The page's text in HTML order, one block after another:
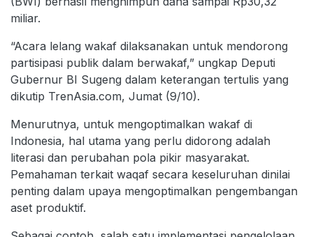
miliar.
“Acara lelang wakaf dilaksanakan untuk mendorong
partisipasi publik dalam berwakaf,” ungkap Deputi
Gubernur BI Sugeng dalam keterangan tertulis yang
dikutip TrenAsia.com, Jumat (9/10).
Menurutnya, untuk mengoptimalkan wakaf di
Indonesia, hal utama yang perlu didorong adalah
literasi dan perubahan pola pikir masyarakat.
Pemahaman terkait waqaf secara keseluruhan dinilai
penting dalam upaya mengoptimalkan pengembangan
aset produktif.